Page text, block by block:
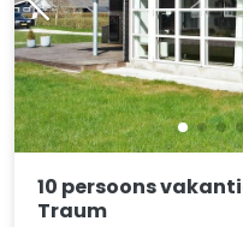
10 persoons
Traum